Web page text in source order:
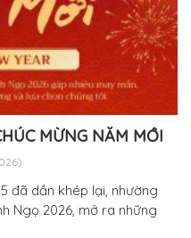
MỪNG NĂM MỚI
đã dần khép lại, nhường
Ngọ 2026, mở ra những